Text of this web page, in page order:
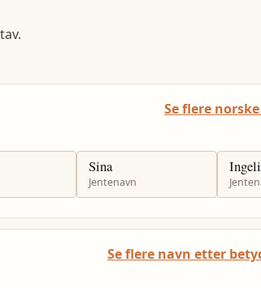
Se flere
Sina
Jentenavn
Se flere navn etter